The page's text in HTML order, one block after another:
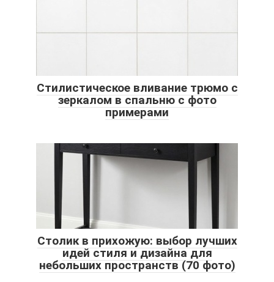
Стилистическое вливание трюмо с
зеркалом в спальню с фото
примерами
Столик в прихожую: выбор лучших
идей стиля и дизайна для
небольших пространств (70 фото)